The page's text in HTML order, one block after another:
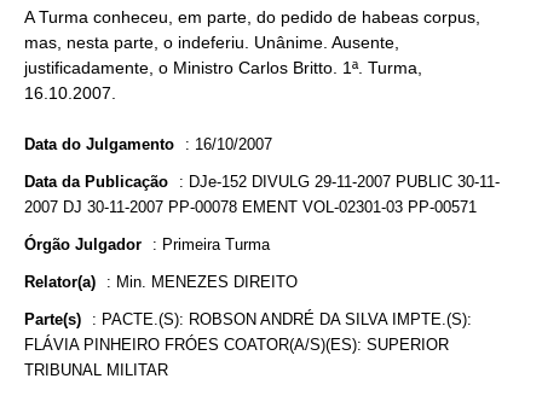
A Turma conheceu, em parte, do pedido de habeas corpus,
mas, nesta parte, o indeferiu. Unânime. Ausente,
justificadamente, o Ministro Carlos Britto. 1ª. Turma,
16.10.2007.
Data do Julgamento : 16/10/2007
Data da Publicação : DJe-152 DIVULG 29-11-2007 PUBLIC 30-11-
2007 DJ 30-11-2007 PP-00078 EMENT VOL-02301-03 PP-00571
Órgão Julgador : Primeira Turma
Relator(a) : Min. MENEZES DIREITO
Parte(s) : PACTE.(S): ROBSON ANDRÉ DA SILVA IMPTE.(S):
FLÁVIA PINHEIRO FRÓES COATOR(A/S)(ES): SUPERIOR
TRIBUNAL MILITAR